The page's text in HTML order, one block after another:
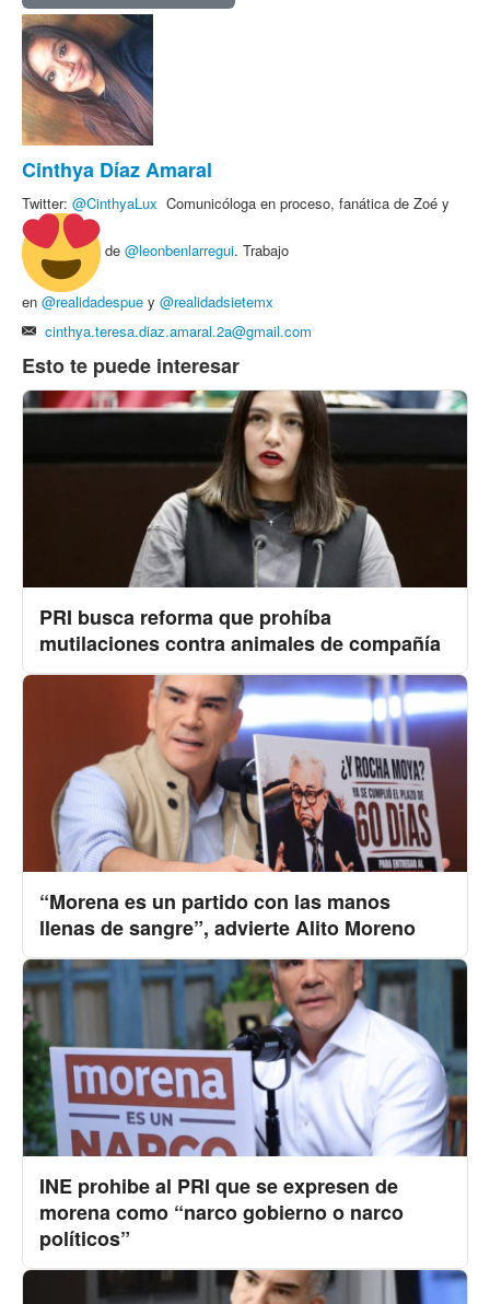
Cinthya Díaz Amaral
Twitter: @CinthyaLux Comunicóloga en proceso, fanática de Zoé y
de @leonbenlarregui. Trabajo
en @realidadespue y @realidadsietemx
cinthya.teresa.diaz.amaral.2a@gmail.com
Esto te puede interesar
PRI busca reforma que prohíba
mutilaciones contra animales de compañía
“Morena es un partido con las manos
llenas de sangre”, advierte Alito Moreno
INE prohibe al PRI que se expresen de
morena como “narco gobierno o narco
políticos”